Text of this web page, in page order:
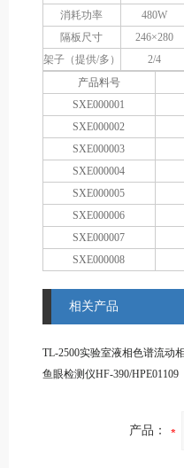
消耗功率
480W
隔板尺寸
246×280
架子（提供/多）
2/4
产品料号
SXE000001
SXE000002
SXE000003
SXE000004
SXE000005
SXE000006
SXE000007
SXE000008
相关产品
TL-2500实验室液相色谱流动
鱼眼检测仪HF-390/HPE01109
产品：